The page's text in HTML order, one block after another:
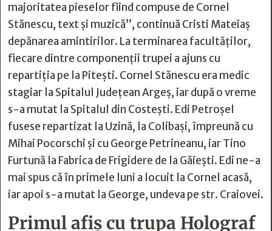
majoritatea pieselor fiind compuse de Cornel
Stănescu, text și muzică”, continuă Cristi Mateiaş
depănarea amintirilor. La terminarea facultăţilor,
fiecare dintre componenţii trupei a ajuns cu
repartiţia pe la Piteşti. Cornel Stănescu era medic
stagiar la Spitalul Judeţean Argeş, iar după o vreme
s-a mutat la Spitalul din Costeşti. Edi Petroşel
fusese repartizat la Uzină, la Colibaşi, împreună cu
Mihai Pocorschi şi cu George Petrineanu, iar Tino
Furtună la Fabrica de Frigidere de la Găieşti. Edi ne-a
mai spus că în primele luni a locuit la Cornel acasă,
iar apoi s-a mutat la George, undeva pe str. Craiovei.
Primul afiș cu trupa Holograf